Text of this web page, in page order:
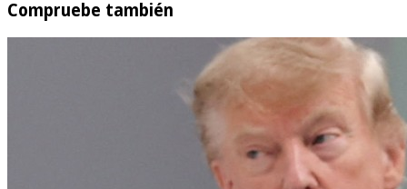
Compruebe también